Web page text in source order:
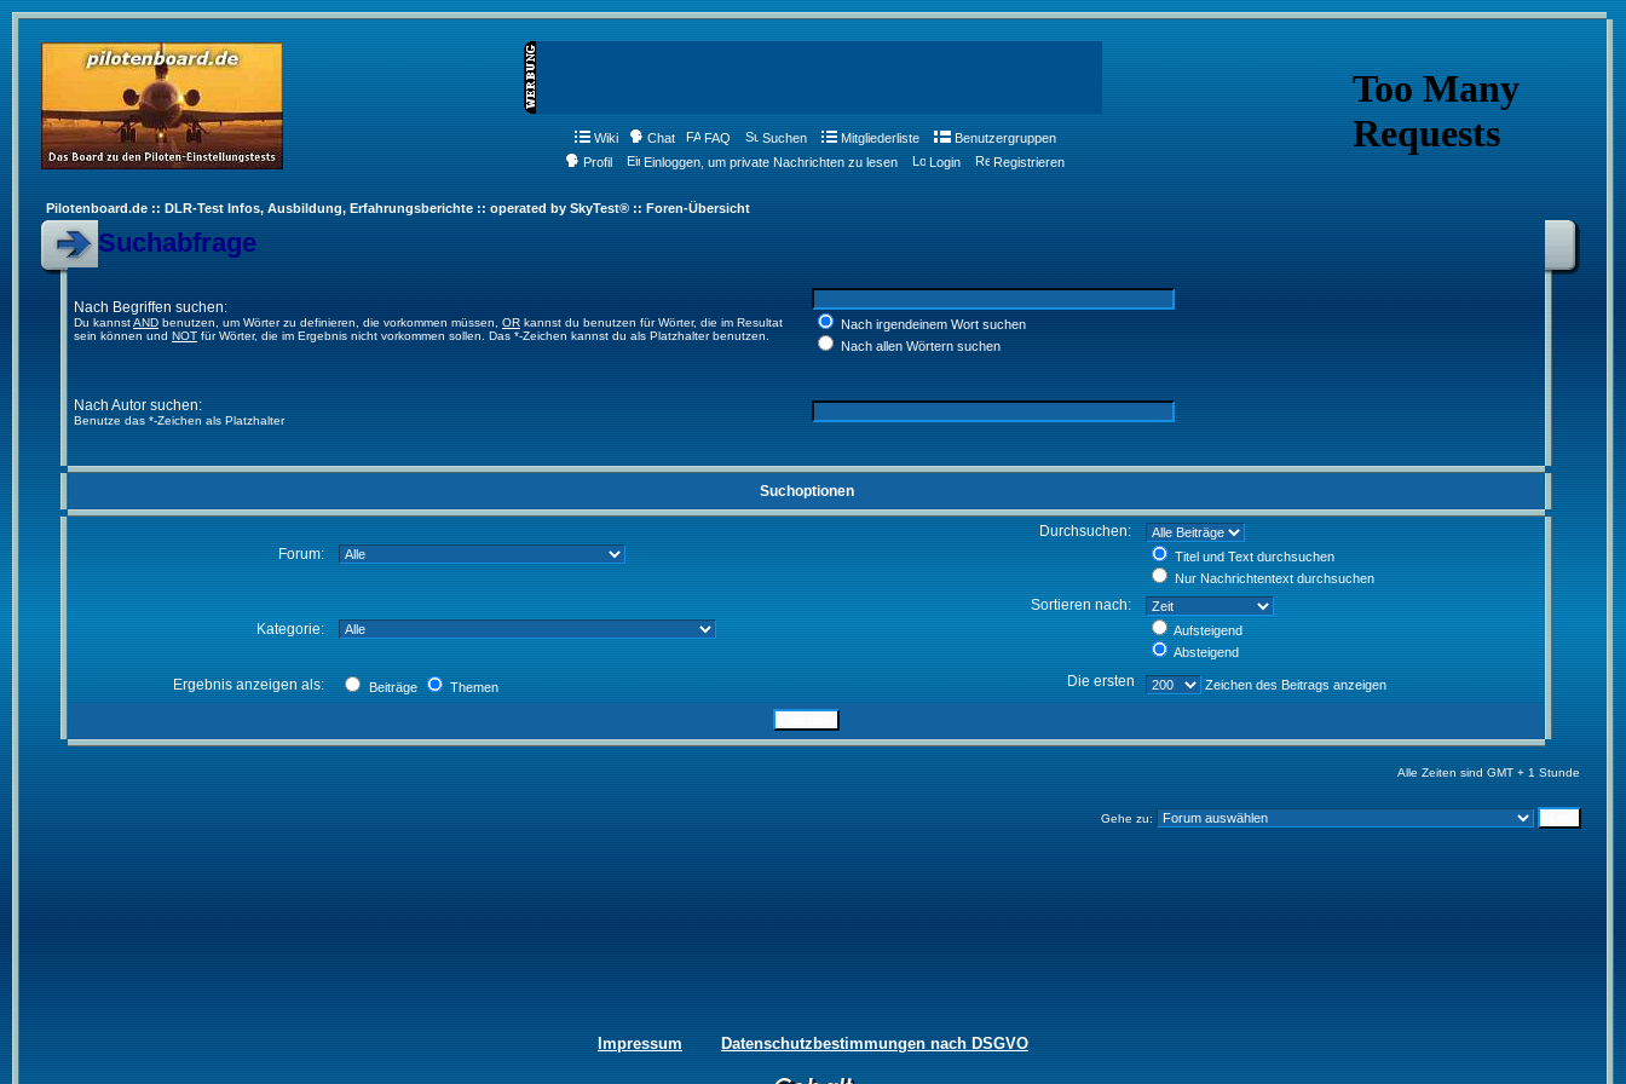
Wiki Chat FAQ Suchen Mitgliederliste
Benutzergruppen
Profil
Einloggen, um private Nachrichten zu lesen Login Registrieren
Pilotenboard.de :: DLR-Test Infos, Ausbildung, Erfahrungsberichte :: operated by SkyTest® :: Foren-Übersicht
Suchabfrage
Nach Begriffen suchen:
Du kannstAND benutzen, um Wörter zu definieren, die vorkommen müssen, OR kannst du benutzen für Wörter, die im Resultat
sein können und NOT für Wörter, die im Ergebnis nicht vorkommen sollen. Das *-Zeichen kannst du als Platzhalter benutzen.
Nach irgendeinem Wort suchen
Nach allen Wörtern suchen
Nach Autor suchen:
Benutze das *-Zeichen als Platzhalter
Suchoptionen
Forum:
Durchsuchen:
Titel und Text durchsuchen
Nur Nachrichtentext durchsuchen
Kategorie:
Sortieren nach:
Aufsteigend
Absteigend
Ergebnis anzeigen als: Beiträge Themen Die ersten Zeichen des Beitrags anzeigen
Alle Zeiten sind GMT + 1 Stunde
Gehe zu:
Impressum Datenschutzbestimmungen nach DSGVO